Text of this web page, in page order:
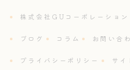
株式会社GUコーポレーション
ブログ コラム お問い合
プライバシーポリシー サイ